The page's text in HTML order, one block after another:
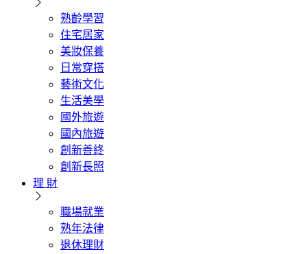
熟齡學習
住宅居家
美妝保養
日常穿搭
藝術文化
生活美學
國外旅遊
國內旅遊
創新善終
創新長照
理 財
職場就業
熟年法律
退休理財